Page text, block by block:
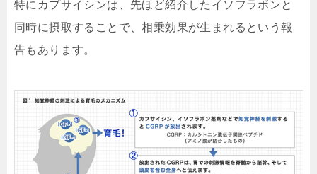
特にカプサイシンは、先ほど紹介したイソフラボンと
同時に摂取することで、相乗効果が生まれるという報
告もあります。